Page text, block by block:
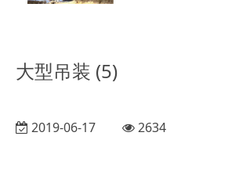
大型吊装 (5)
2019-06-17 2634